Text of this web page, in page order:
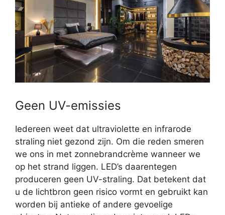
Geen UV-emissies
Iedereen weet dat ultraviolette en infrarode
straling niet gezond zijn. Om die reden smeren
we ons in met zonnebrandcrème wanneer we
op het strand liggen. LED’s daarentegen
produceren geen UV-straling. Dat betekent dat
u de lichtbron geen risico vormt en gebruikt kan
worden bij antieke of andere gevoelige